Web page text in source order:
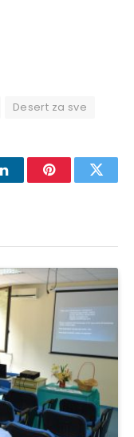
Desert za sve
LinkedInPinterest